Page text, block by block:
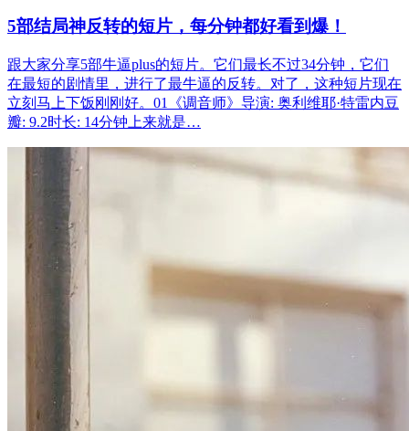
5部结局神反转的短片，每分钟都好看到爆！
跟大家分享5部牛逼plus的短片。它们最长不过34分钟，它们
在最短的剧情里，进行了最牛逼的反转。对了，这种短片现在
立刻马上下饭刚刚好。01《调音师》导演: 奥利维耶·特雷内豆
瓣: 9.2时长: 14分钟上来就是…